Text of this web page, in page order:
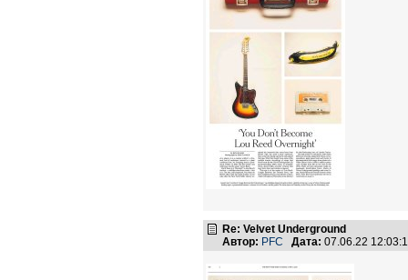
Re: Velvet Underground
Автор: PFC Дата: 07.06.22